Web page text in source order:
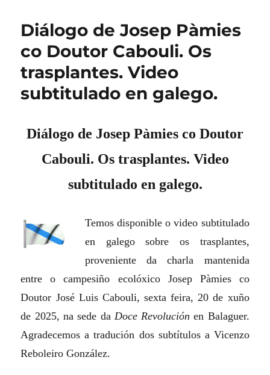
Diálogo de Josep Pàmies
co Doutor Cabouli. Os
trasplantes. Video
subtitulado en galego.
Diálogo de Josep Pàmies co Doutor
Cabouli. Os trasplantes. Video
subtitulado en galego.
Temos disponible o video subtitulado
en galego sobre os trasplantes,
proveniente da charla mantenida
entre o campesiño ecolóxico Josep Pàmies co
Doutor José Luis Cabouli, sexta feira, 20 de xuño
de 2025, na sede da Doce Revolución en Balaguer.
Agradecemos a tradución dos subtítulos a Vicenzo
Reboleiro González.